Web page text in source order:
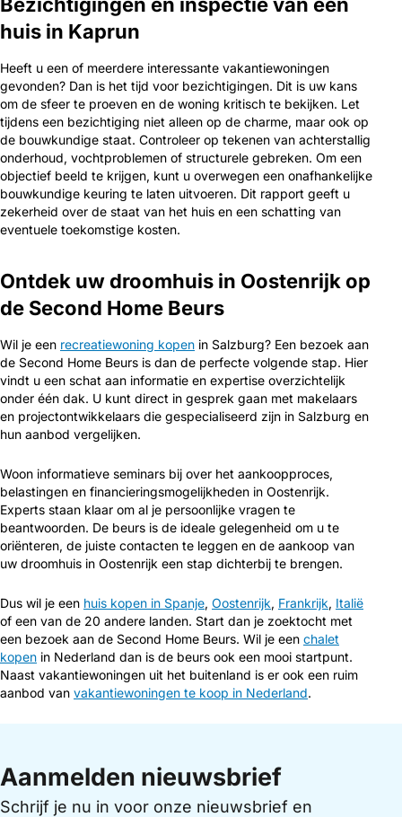
huis in Kaprun
Heeft u een of meerdere interessante vakantiewoningen
gevonden? Dan is het tijd voor bezichtigingen. Dit is uw kans
om de sfeer te proeven en de woning kritisch te bekijken. Let
tijdens een bezichtiging niet alleen op de charme, maar ook op
de bouwkundige staat. Controleer op tekenen van achterstallig
onderhoud, vochtproblemen of structurele gebreken. Om een
objectief beeld te krijgen, kunt u overwegen een onafhankelijke
bouwkundige keuring te laten uitvoeren. Dit rapport geeft u
zekerheid over de staat van het huis en een schatting van
eventuele toekomstige kosten.
Ontdek uw droomhuis in Oostenrijk op
de Second Home Beurs
Wil je een recreatiewoning kopen in Salzburg? Een bezoek aan
de Second Home Beurs is dan de perfecte volgende stap. Hier
vindt u een schat aan informatie en expertise overzichtelijk
onder één dak. U kunt direct in gesprek gaan met makelaars
en projectontwikkelaars die gespecialiseerd zijn in Salzburg en
hun aanbod vergelijken.
Woon informatieve seminars bij over het aankoopproces,
belastingen en financieringsmogelijkheden in Oostenrijk.
Experts staan klaar om al je persoonlijke vragen te
beantwoorden. De beurs is de ideale gelegenheid om u te
oriënteren, de juiste contacten te leggen en de aankoop van
uw droomhuis in Oostenrijk een stap dichterbij te brengen.
Dus wil je een huis kopen in Spanje, Oostenrijk, Frankrijk, Italië
of een van de 20 andere landen. Start dan je zoektocht met
een bezoek aan de Second Home Beurs. Wil je een chalet
kopen in Nederland dan is de beurs ook een mooi startpunt.
Naast vakantiewoningen uit het buitenland is er ook een ruim
aanbod van vakantiewoningen te koop in Nederland.
Aanmelden nieuwsbrief
Schrijf je nu in voor onze nieuwsbrief en